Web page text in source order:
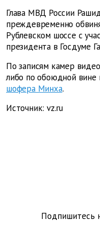
Глава МВД России
преждевременно
Рублевском шоссе с
президента в Госдуме
По записям камер
либо по обоюдной вине
шофера Минха.
Источник: vz.ru
Подпишитесь